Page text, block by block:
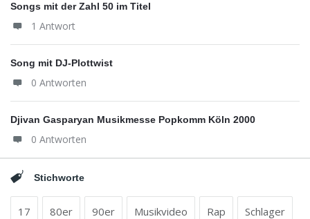
Songs mit der Zahl 50 im Titel
1 Antwort
Song mit DJ-Plottwist
0 Antworten
Djivan Gasparyan Musikmesse Popkomm Köln 2000
0 Antworten
Stichworte
17 80er 90er Musikvideo Rap Schlager